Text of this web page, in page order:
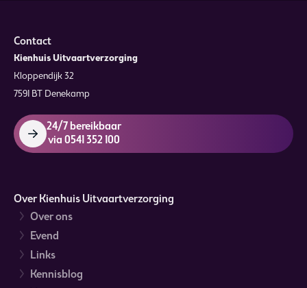
Contact
Kienhuis Uitvaartverzorging
Kloppendijk 32
7591 BT Denekamp
24/7 bereikbaar
via 0541 352 100
Over Kienhuis Uitvaartverzorging
Over ons
Evend
Links
Kennisblog